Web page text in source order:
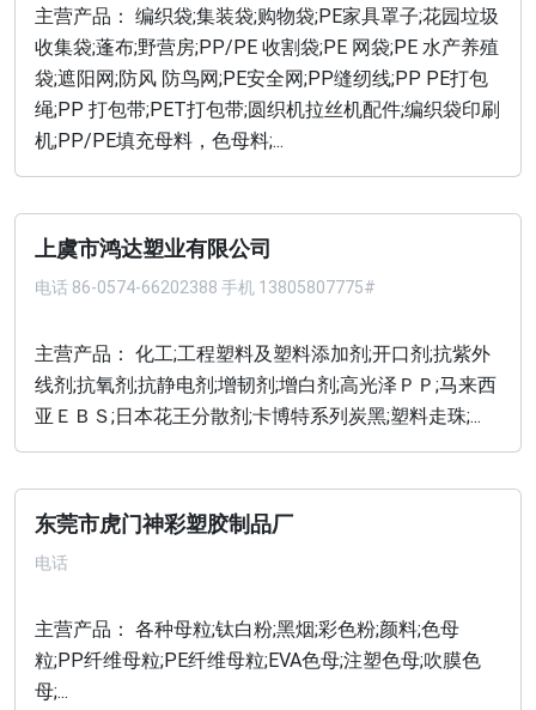
主营产品： 编织袋;集装袋;购物袋;PE家具罩子;花园垃圾
收集袋;蓬布;野营房;PP/PE 收割袋;PE 网袋;PE 水产养殖
袋;遮阳网;防风 防鸟网;PE安全网;PP缝纫线;PP PE打包
绳;PP 打包带;PET打包带;圆织机拉丝机配件;编织袋印刷
机;PP/PE填充母料，色母料;...
上虞市鸿达塑业有限公司
电话 86-0574-66202388 手机 13805807775#
主营产品： 化工;工程塑料及塑料添加剂;开口剂;抗紫外
线剂;抗氧剂;抗静电剂;增韧剂;增白剂;高光泽ＰＰ;马来西
亚ＥＢＳ;日本花王分散剂;卡博特系列炭黑;塑料走珠;...
东莞市虎门神彩塑胶制品厂
电话
主营产品： 各种母粒;钛白粉;黑烟;彩色粉;颜料;色母
粒;PP纤维母粒;PE纤维母粒;EVA色母;注塑色母;吹膜色
母;...